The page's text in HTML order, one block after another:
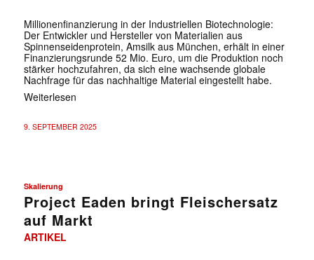
Millionenfinanzierung in der Industriellen Biotechnologie:
Der Entwickler und Hersteller von Materialien aus
Spinnenseidenprotein, Amsilk aus München, erhält in einer
Finanzierungsrunde 52 Mio. Euro, um die Produktion noch
stärker hochzufahren, da sich eine wachsende globale
Nachfrage für das nachhaltige Material eingestellt habe.
Weiterlesen
9. SEPTEMBER 2025
Skalierung
Project Eaden bringt Fleischersatz
auf Markt
ARTIKEL